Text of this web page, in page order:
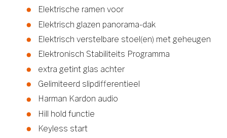
Elektrische ramen voor
Elektrisch glazen panorama-dak
Elektrisch verstelbare stoel(en) met geheugen
Elektronisch Stabiliteits Programma
extra getint glas achter
Gelimiteerd slipdifferentieel
Harman Kardon audio
Hill hold functie
Keyless start